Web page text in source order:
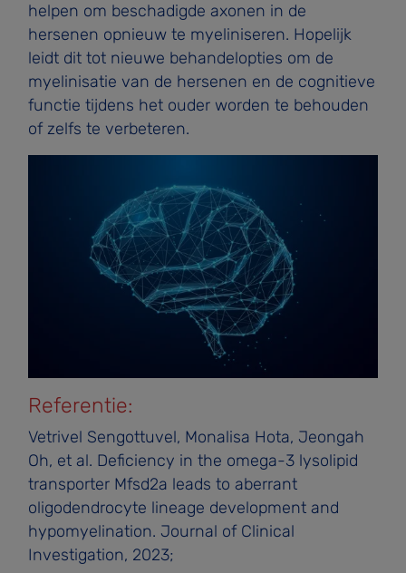
helpen om beschadigde axonen in de
hersenen opnieuw te myeliniseren. Hopelijk
leidt dit tot nieuwe behandelopties om de
myelinisatie van de hersenen en de cognitieve
functie tijdens het ouder worden te behouden
of zelfs te verbeteren.
Referentie:
Vetrivel Sengottuvel, Monalisa Hota, Jeongah
Oh, et al. Deficiency in the omega-3 lysolipid
transporter Mfsd2a leads to aberrant
oligodendrocyte lineage development and
hypomyelination. Journal of Clinical
Investigation, 2023;